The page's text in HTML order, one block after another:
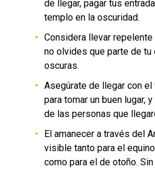
de llegar, pagar tus
templo en la oscuridad.
Considera llevar
no olvides que parte de tu
oscuras.
Asegúrate de llegar con
para tomar un buen lugar,
de las personas que
El amanecer a través del
visible tanto para el
como para el de otoño.